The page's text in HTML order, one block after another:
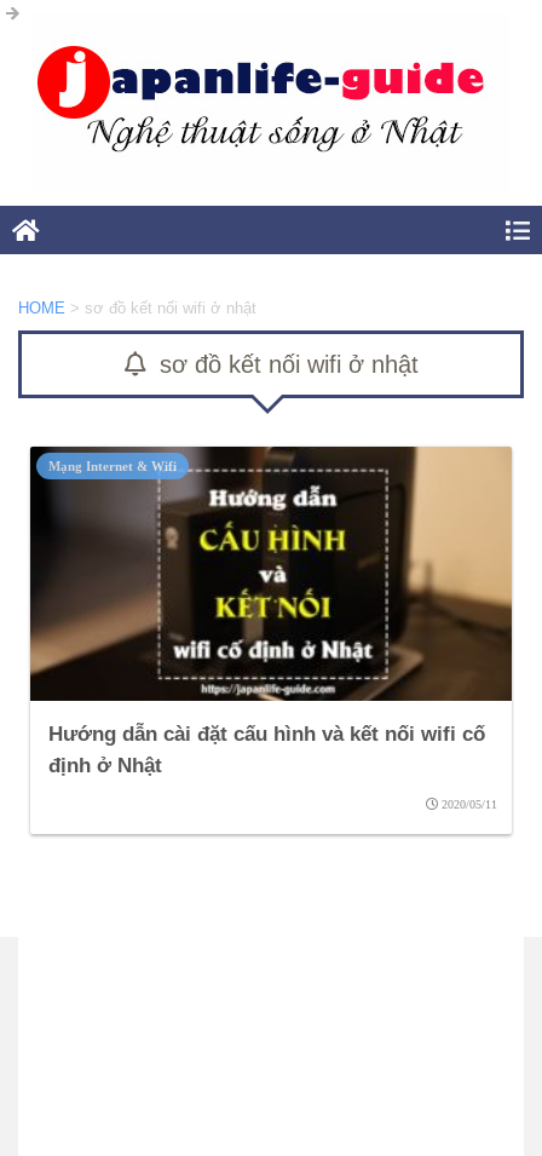
HOME > sơ đồ kết nối wifi ở nhật
sơ đồ kết nối wifi ở nhật
Mạng Internet & Wifi
Hướng dẫn cài đặt cấu hình và kết nối wifi cố
định ở Nhật
2020/05/11